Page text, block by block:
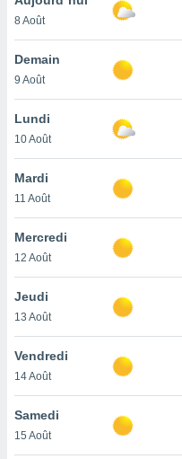
et
»,
au
vous
qu'ils
ou
le
ainsi
un
la
du
en
8 Août
Demain
9 Août
Lundi
10 Août
Mardi
11 Août
Mercredi
12 Août
Jeudi
13 Août
Vendredi
14 Août
Samedi
15 Août